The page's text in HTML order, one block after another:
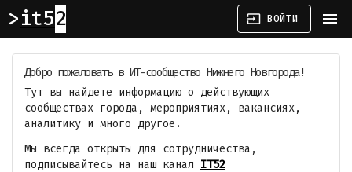
it52 input ВОЙТИ menu
Добро пожаловать в ИТ-сообщество Нижнего Новгорода!
Тут вы найдете информацию о действующих
сообществах города, мероприятиях, вакансиях,
аналитику и много другое.
Мы всегда открыты для сотрудничества,
подписывайтесь на наш канал IT52